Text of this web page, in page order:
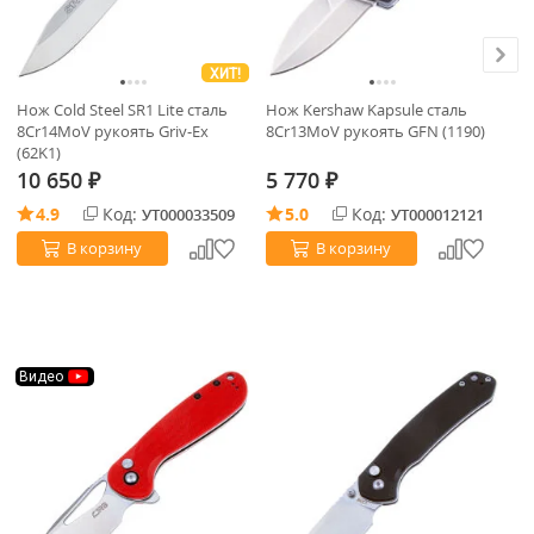
ХИТ!
Нож Cold Steel SR1 Lite сталь
8Cr14MoV рукоять Griv-Ex
(62K1)
10 650 ₽
4.9 Код: УТ000033509
В корзину
Нож Kershaw Kapsule cталь
8Cr13MoV рукоять GFN (1190)
5 770 ₽
5.0 Код: УТ000012121
В корзину
Видео